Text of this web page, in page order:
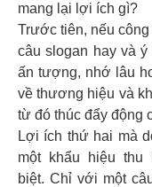
mang lại lợi ích gì?
Trước tiên, nếu
câu slogan hay và
ấn tượng, nhớ lâu
về thương hiệu và
từ đó thúc đẩy động
Lợi ích thứ hai mà
một khẩu hiệu
biệt. Chỉ với một